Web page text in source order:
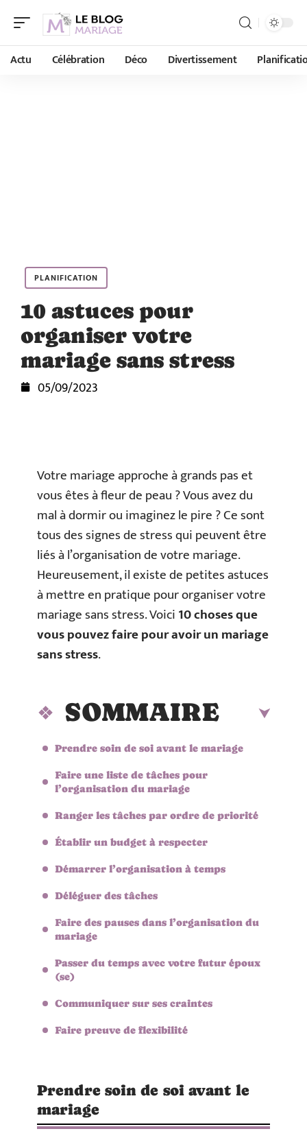
Actu Célébration Déco Divertissement
PLANIFICATION
10 astuces pour
organiser votre
mariage sans stress
05/09/2023
Votre mariage approche à grands pas et
vous êtes à fleur de peau ? Vous avez du
mal à dormir ou imaginez le pire ? Ce sont
tous des signes de stress qui peuvent être
liés à l’organisation de votre mariage.
Heureusement, il existe de petites astuces
à mettre en pratique pour organiser votre
mariage sans stress. Voici10 choses que
vous pouvez faire pour avoir un mariage
sans stress.
SOMMAIRE
Prendre soin de soi avant le mariage
Faire une liste de tâches pour
l’organisation du mariage
Ranger les tâches par ordre de priorité
Établir un budget à respecter
Démarrer l’organisation à temps
Déléguer des tâches
Faire des pauses dans l’organisation du
mariage
Passer du temps avec votre futur époux
(se)
Communiquer sur ses craintes
Faire preuve de flexibilité
Prendre soin de soi avant le
mariage